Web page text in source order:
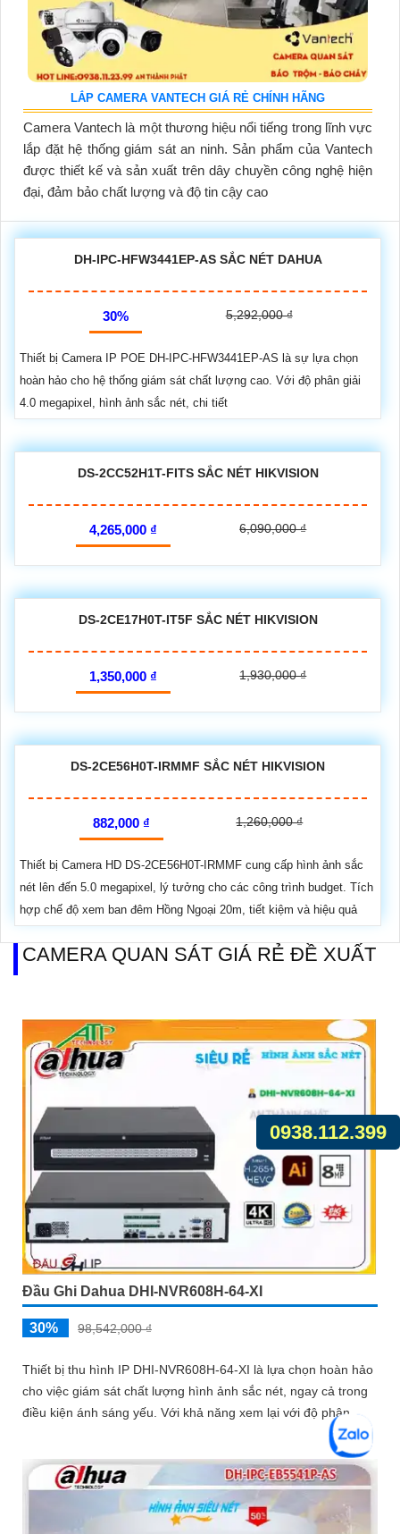
LẮP CAMERA VANTECH GIÁ RẺ CHÍNH HÃNG
Camera Vantech là một thương hiệu nổi tiếng trong lĩnh vực
lắp đặt hệ thống giám sát an ninh. Sản phẩm của Vantech
được thiết kế và sản xuất trên dây chuyền công nghệ hiện
đại, đảm bảo chất lượng và độ tin cậy cao
DH-IPC-HFW3441EP-AS SẮC NÉT DAHUA
30% 5,292,000 ₫
Thiết bị Camera IP POE DH-IPC-HFW3441EP-AS là sự lựa chọn
hoàn hảo cho hệ thống giám sát chất lượng cao. Với độ phân giải
4.0 megapixel, hình ảnh sắc nét, chi tiết
DS-2CC52H1T-FITS SẮC NÉT HIKVISION
4,265,000 ₫ 6,090,000 ₫
DS-2CE17H0T-IT5F SẮC NÉT HIKVISION
1,350,000 ₫ 1,930,000 ₫
DS-2CE56H0T-IRMMF SẮC NÉT HIKVISION
882,000 ₫ 1,260,000 ₫
Thiết bị Camera HD DS-2CE56H0T-IRMMF cung cấp hình ảnh sắc
nét lên đến 5.0 megapixel, lý tưởng cho các công trình budget. Tích
hợp chế độ xem ban đêm Hồng Ngoại 20m, tiết kiệm và hiệu quả
CAMERA QUAN SÁT GIÁ RẺ ĐỀ XUẤT
Đầu Ghi Dahua DHI-NVR608H-64-XI
30% 98,542,000 ₫
Thiết bị thu hình IP DHI-NVR608H-64-XI là lựa chọn hoàn hảo
cho việc giám sát chất lượng hình ảnh sắc nét, ngay cả trong
điều kiện ánh sáng yếu. Với khả năng xem lại với độ phân...
0938.112.399